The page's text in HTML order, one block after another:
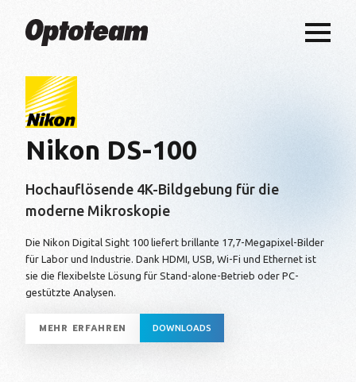
Nikon DS-100
Hochauflösende 4K-Bildgebung für die
moderne Mikroskopie
Die Nikon Digital Sight 100 liefert brillante 17,7-Megapixel-Bilder
für Labor und Industrie. Dank HDMI, USB, Wi-Fi und Ethernet ist
sie die flexibelste Lösung für Stand-alone-Betrieb oder PC-
gestützte Analysen.
MEHR ERFAHREN DOWNLOADS